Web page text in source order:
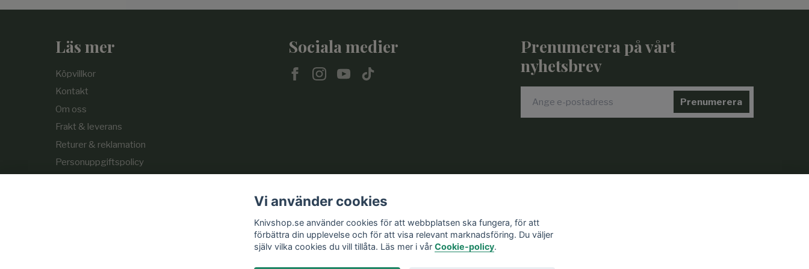
Läs mer
Köpvillkor
Kontakt
Om oss
Frakt & leverans
Returer & reklamation
Personuppgiftspolicy
Sociala medier
Prenumerera på vårt
nyhetsbrev
Prenumerera
Vi använder cookies
Knivshop.se använder cookies för att webbplatsen ska fungera, för att
förbättra din upplevelse och för att visa relevant marknadsföring. Du väljer
själv vilka cookies du vill tillåta. Läs mer i vår Cookie-policy.